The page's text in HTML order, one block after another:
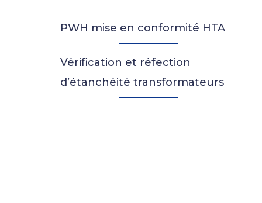
PWH mise en conformité HTA
Vérification et réfection
d’étanchéité transformateurs